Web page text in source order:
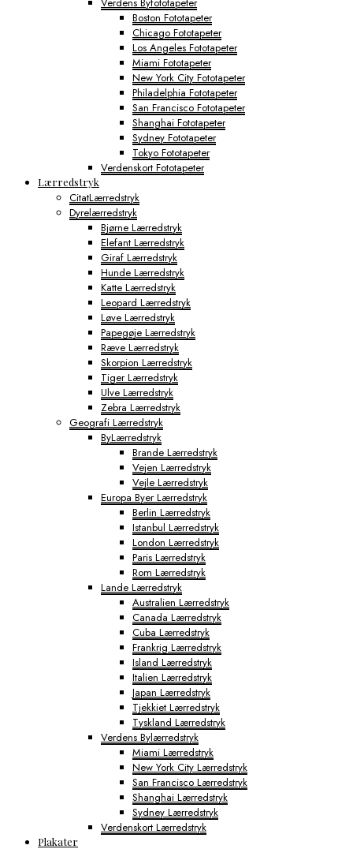
Boston Fototapeter
Chicago Fototapeter
Los Angeles Fototapeter
Miami Fototapeter
New York City Fototapeter
Philadelphia Fototapeter
San Francisco Fototapeter
Shanghai Fototapeter
Sydney Fototapeter
Tokyo Fototapeter
Verdenskort Fototapeter
Lærredstryk
CitatLærredstryk
Dyrelærredstryk
Bjørne Lærredstryk
Elefant Lærredstryk
Giraf Lærredstryk
Hunde Lærredstryk
Katte Lærredstryk
Leopard Lærredstryk
Løve Lærredstryk
Papegøje Lærredstryk
Ræve Lærredstryk
Skorpion Lærredstryk
Tiger Lærredstryk
Ulve Lærredstryk
Zebra Lærredstryk
Geografi Lærredstryk
ByLærredstryk
Brande Lærredstryk
Vejen Lærredstryk
Vejle Lærredstryk
Europa Byer Lærredstryk
Berlin Lærredstryk
Istanbul Lærredstryk
London Lærredstryk
Paris Lærredstryk
Rom Lærredstryk
Lande Lærredstryk
Australien Lærredstryk
Canada Lærredstryk
Cuba Lærredstryk
Frankrig Lærredstryk
Island Lærredstryk
Italien Lærredstryk
Japan Lærredstryk
Tjekkiet Lærredstryk
Tyskland Lærredstryk
Verdens Bylærredstryk
Miami Lærredstryk
New York City Lærredstryk
San Francisco Lærredstryk
Shanghai Lærredstryk
Sydney Lærredstryk
Verdenskort Lærredstryk
Plakater